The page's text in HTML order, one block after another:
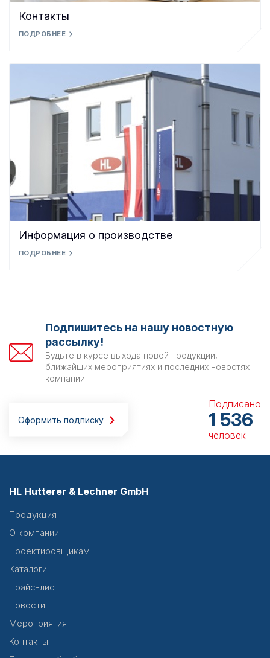
Контакты
ПОДРОБНЕЕ
Информация о производстве
ПОДРОБНЕЕ
Подпишитесь на нашу новостную
рассылку!
Будьте в курсе выхода новой продукции,
ближайших мероприятиях и последних новостях
компании!
Оформить подписку
Подписано
1 536
человек
HL Hutterer & Lechner GmbH
Продукция
О компании
Проектировщикам
Каталоги
Прайс-лист
Новости
Мероприятия
Контакты